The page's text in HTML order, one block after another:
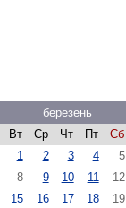
березень
Вт Ср Чт Пт Сб
1
2 3 4 5
8 9 10 11 12
15 16 17 18 19